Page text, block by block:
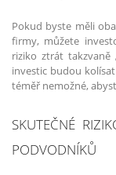
Pokud byste měli
firmy, můžete
riziko ztrát takzvaně
investic budou
téměř nemožné,
SKUTEČNÉ
PODVODNÍKŮ